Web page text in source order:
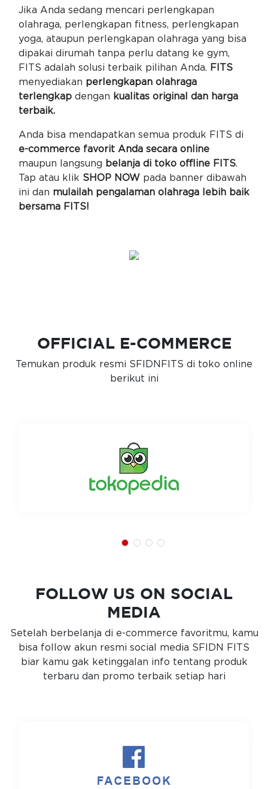
Jika Anda sedang mencari perlengkapan
olahraga, perlengkapan fitness, perlengkapan
yoga, ataupun perlengkapan olahraga yang bisa
dipakai dirumah tanpa perlu datang ke gym,
FITS adalah solusi terbaik pilihan Anda. FITS
menyediakan perlengkapan olahraga
terlengkapdengan kualitas original dan harga
terbaik.
Anda bisa mendapatkan semua produk FITS di
e-commerce favorit Anda secara online
maupun langsung belanja di toko offline FITS.
Tap atau klik SHOP NOW pada banner dibawah
ini dan mulailah pengalaman olahraga lebih baik
bersama FITS!
OFFICIAL E-COMMERCE
Temukan produk resmi SFIDNFITS di toko online
berikut ini
FOLLOW US ON SOCIAL
MEDIA
Setelah berbelanja di e-commerce favoritmu, kamu
bisa follow akun resmi social media SFIDN FITS
biar kamu gak ketinggalan info tentang produk
terbaru dan promo terbaik setiap hari